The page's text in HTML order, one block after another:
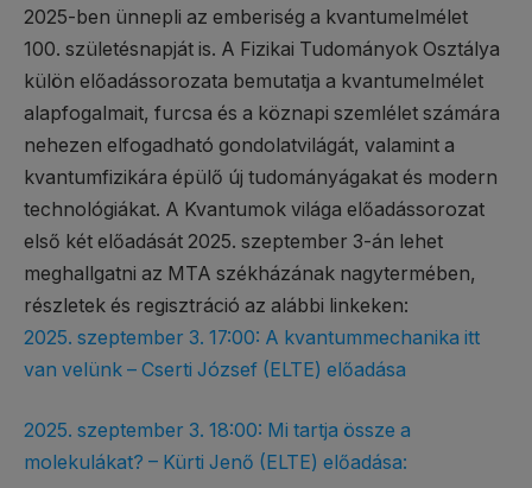
2025-ben ünnepli az emberiség a kvantumelmélet
100. születésnapját is. A Fizikai Tudományok Osztálya
külön előadássorozata bemutatja a kvantumelmélet
alapfogalmait, furcsa és a köznapi szemlélet számára
nehezen elfogadható gondolatvilágát, valamint a
kvantumfizikára épülő új tudományágakat és modern
technológiákat. A Kvantumok világa előadássorozat
első két előadását 2025. szeptember 3-án lehet
meghallgatni az MTA székházának nagytermében,
részletek és regisztráció az alábbi linkeken:
2025. szeptember 3. 17:00: A kvantummechanika itt
van velünk – Cserti József (ELTE) előadása
2025. szeptember 3. 18:00: Mi tartja össze a
molekulákat? – Kürti Jenő (ELTE) előadása: